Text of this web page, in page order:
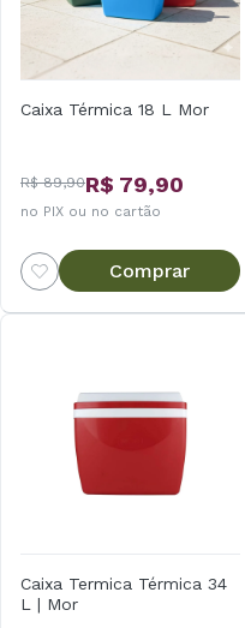
Caixa Térmica 18 L Mor
R$ 89,90R$ 79,90
no PIX ou no cartão
Comprar
Caixa Termica Térmica 34
L | Mor